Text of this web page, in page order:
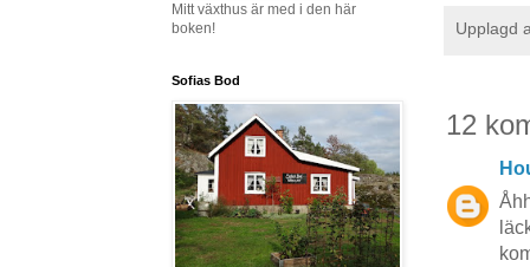
Upplagd
12
Mitt växthus är med i den här
boken!
Sofias Bod